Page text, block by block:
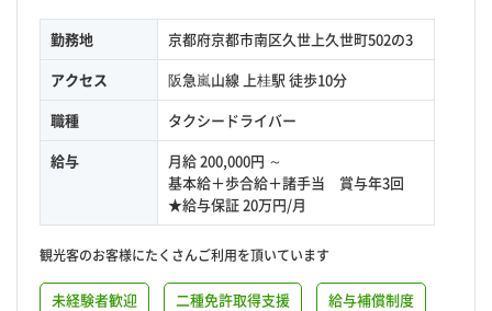
勤務地
京都府京都市南区久世上久世町502の3
アクセス
阪急嵐山線 上桂駅 徒歩10分
職種
タクシードライバー
給与
月給 200,000円 ～
基本給＋歩合給＋諸手当 賞与年3回
★給与保証 20万円/月
観光客のお客様にたくさんご利用を頂いています
未経験者歓迎 二種免許取得支援
給与補償制度